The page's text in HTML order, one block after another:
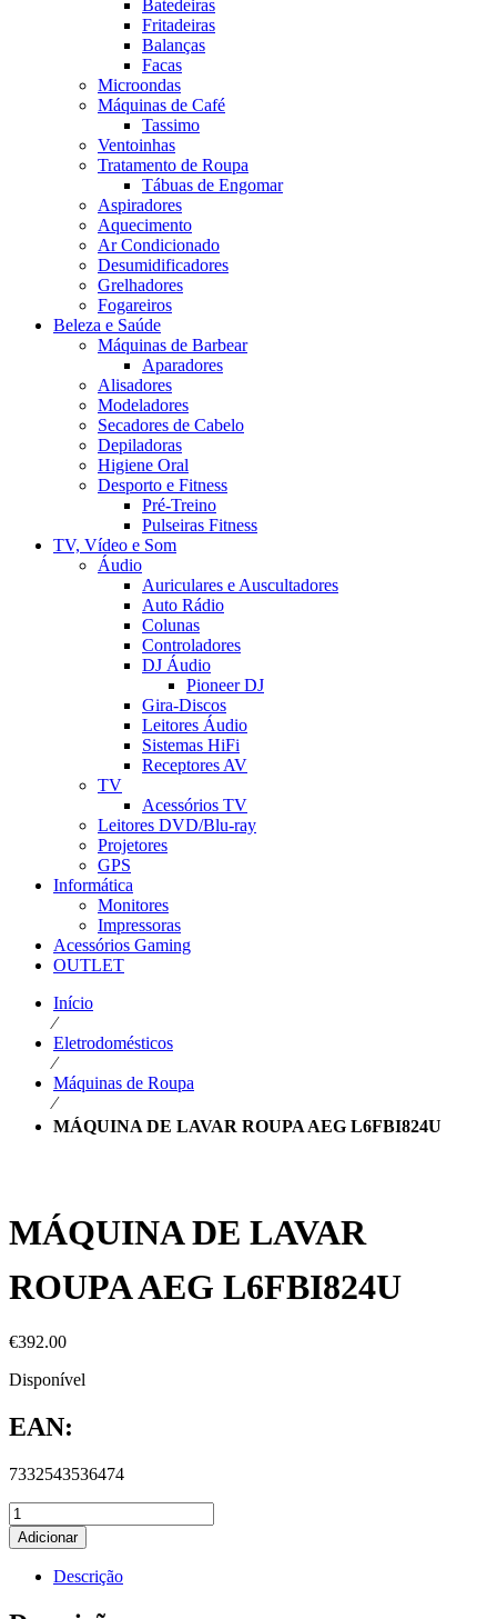
Batedeiras
Fritadeiras
Balanças
Facas
Microondas
Máquinas de Café
Tassimo
Ventoinhas
Tratamento de Roupa
Tábuas de Engomar
Aspiradores
Aquecimento
Ar Condicionado
Desumidificadores
Grelhadores
Fogareiros
Beleza e Saúde
Máquinas de Barbear
Aparadores
Alisadores
Modeladores
Secadores de Cabelo
Depiladoras
Higiene Oral
Desporto e Fitness
Pré-Treino
Pulseiras Fitness
TV, Vídeo e Som
Áudio
Auriculares e Auscultadores
Auto Rádio
Colunas
Controladores
DJ Áudio
Pioneer DJ
Gira-Discos
Leitores Áudio
Sistemas HiFi
Receptores AV
TV
Acessórios TV
Leitores DVD/Blu-ray
Projetores
GPS
Informática
Monitores
Impressoras
Acessórios Gaming
OUTLET
Início
⁄
Eletrodomésticos
⁄
Máquinas de Roupa
⁄
MÁQUINA DE LAVAR ROUPA AEG L6FBI824U
MÁQUINA DE LAVAR
ROUPA AEG L6FBI824U
€392.00
Disponível
EAN:
7332543536474
Adicionar
Descrição